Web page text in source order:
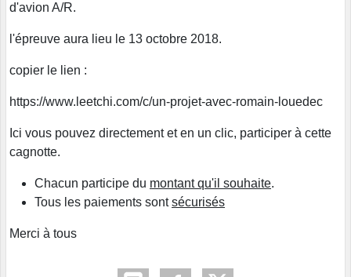
d'avion A/R.
l'épreuve aura lieu le 13 octobre 2018.
copier le lien :
https://www.leetchi.com/c/un-projet-avec-romain-louedec
Ici vous pouvez directement et en un clic, participer à cette
cagnotte.
Chacun participe du montant qu'il souhaite.
Tous les paiements sontsécurisés
Merci à tous